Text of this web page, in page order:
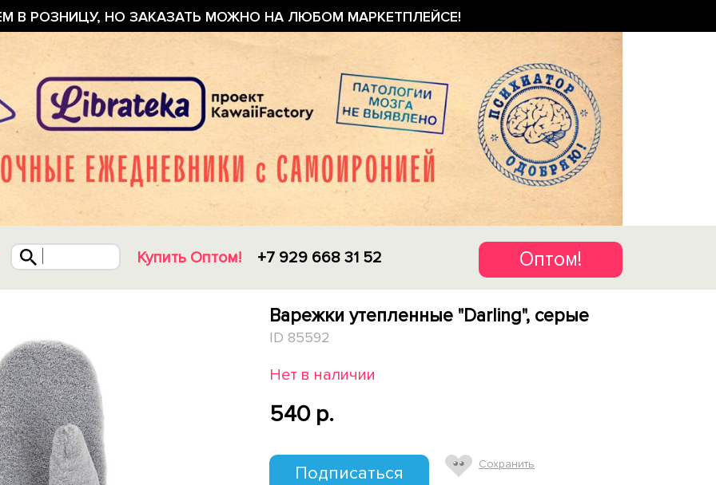
В РОЗНИЦУ, НО ЗАКАЗАТЬ МОЖНО НА ЛЮБОМ МАРКЕТПЛЕЙСЕ!
Купить Оптом! +7 929 668 31 52 Оптом!
Варежки утепленные "Darling", серые
ID 85592
Нет в наличии
540 p.
Подписаться Сохранить